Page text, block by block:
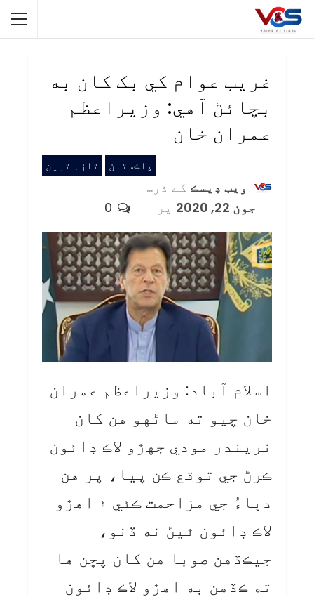
غريب عوام کي بک کان به
بچائڻ آهي: وزيراعظم
عمران خان
پاڪستان تازہ ترین
ويب ڊيسڪ کے ذریعہ
جون 22, 2020
پر
اسلام آباد: وزيراعظم عمران
خان چيو ته ماڻهو هن کان
نريندر مودي جهڙو لاڪ ڊائون
ڪرڻ جي توقع ڪن پيا، پر هن
دٻاءُ جي مزاحمت ڪئي ۽ اهڙو
لاڪ ڊائون ٿيڻ نه ڏنو،
جيڪڏهن صوبا هن کان پڇن ها
ته ڪڏهن به اهڙو لاڪ ڊائون